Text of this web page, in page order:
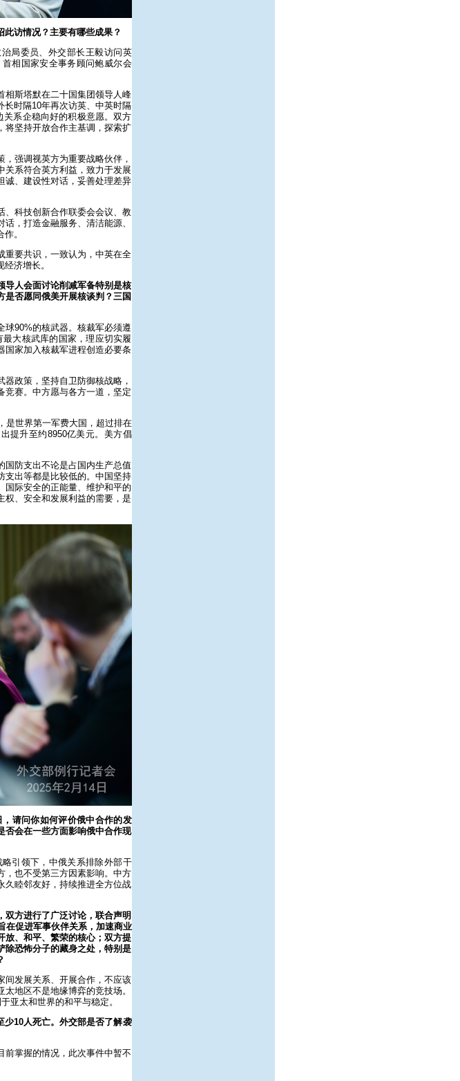
访情况？主要有哪些成果？
局委员、外交部长王毅访问英
相国家安全事务顾问鲍威尔会
相斯塔默在二十国集团领导人峰
长时隔10年再次访英、中英时隔
系企稳向好的积极意愿。双方
将坚持开放合作主基调，探索扩
强调视英方为重要战略伙伴，
关系符合英方利益，致力于发展
诚、建设性对话，妥善处理差异
、科技创新合作联委会会议、教
，打造金融服务、清洁能源、
。
重要共识，一致认为，中英在全
济增长。
导人会面讨论削减军备特别是核
否愿同俄美开展核谈判？三国
球90%的核武器。核裁军必须遵
最大核武库的国家，理应切实履
国家加入核裁军进程创造必要条
政策，坚持自卫防御核战略，
竞赛。中方愿与各方一道，坚定
是世界第一军费大国，超过排在
提升至约8950亿美元。美方倡
国防支出不论是占国内生产总值
支出等都是比较低的。中国坚持
国际安全的正能量、维护和平的
权、安全和发展利益的需要，是
请问你如何评价俄中合作的发
否会在一些方面影响俄中合作现
引领下，中俄关系排除外部干
，也不受第三方因素影响。中方
久睦邻友好，持续推进全方位战
双方进行了广泛讨论，联合声明
在促进军事伙伴关系，加速商业
放、和平、繁荣的核心；双方提
除恐怖分子的藏身之处，特别是
间发展关系、开展合作，不应该
地区不是地缘博弈的竞技场。
亚太和世界的和平与稳定。
少10人死亡。外交部是否了解袭
前掌握的情况，此次事件中暂不